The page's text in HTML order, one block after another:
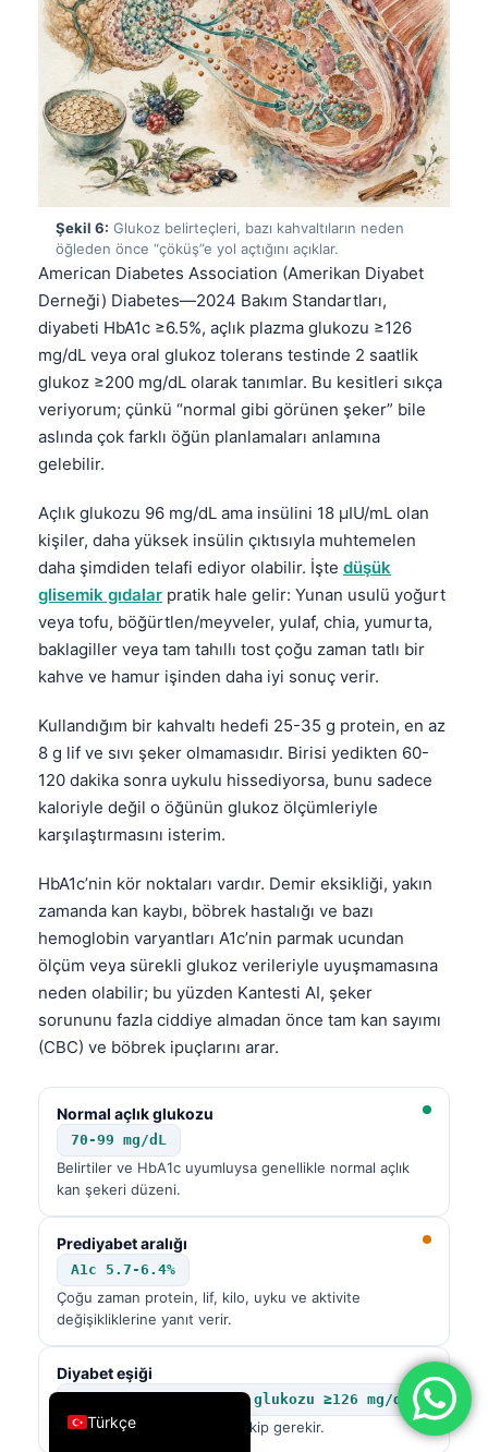
Şekil 6: Glukoz belirteçleri, bazı kahvaltıların neden
öğleden önce “çöküş”e yol açtığını açıklar.
American Diabetes Association (Amerikan Diyabet
Derneği) Diabetes—2024 Bakım Standartları,
diyabeti HbA1c ≥6.5%, açlık plazma glukozu ≥126
mg/dL veya oral glukoz tolerans testinde 2 saatlik
glukoz ≥200 mg/dL olarak tanımlar. Bu kesitleri sıkça
veriyorum; çünkü “normal gibi görünen şeker” bile
aslında çok farklı öğün planlamaları anlamına
gelebilir.
Açlık glukozu 96 mg/dL ama insülini 18 µIU/mL olan
kişiler, daha yüksek insülin çıktısıyla muhtemelen
daha şimdiden telafi ediyor olabilir. İşte düşük
glisemik gıdalar pratik hale gelir: Yunan usulü yoğurt
veya tofu, böğürtlen/meyveler, yulaf, chia, yumurta,
baklagiller veya tam tahıllı tost çoğu zaman tatlı bir
kahve ve hamur işinden daha iyi sonuç verir.
Kullandığım bir kahvaltı hedefi 25-35 g protein, en az
8 g lif ve sıvı şeker olmamasıdır. Birisi yedikten 60-
120 dakika sonra uykulu hissediyorsa, bunu sadece
kaloriyle değil o öğünün glukoz ölçümleriyle
karşılaştırmasını isterim.
HbA1c’nin kör noktaları vardır. Demir eksikliği, yakın
zamanda kan kaybı, böbrek hastalığı ve bazı
hemoglobin varyantları A1c’nin parmak ucundan
ölçüm veya sürekli glukoz verileriyle uyuşmamasına
neden olabilir; bu yüzden Kantesti AI, şeker
sorununu fazla ciddiye almadan önce tam kan sayımı
(CBC) ve böbrek ipuçlarını arar.
Normal açlık glukozu
70-99 mg/dL
Belirtiler ve HbA1c uyumluysa genellikle normal açlık
kan şekeri düzeni.
Prediyabet aralığı
A1c 5.7-6.4%
Çoğu zaman protein, lif, kilo, uyku ve aktivite
değişikliklerine yanıt verir.
Diyabet eşiği
A1c ≥6.5% veya açlık glukozu ≥126 mg/dL
Tanısal doğrulama ve tıbbi takip gerekir.
Türkçe
English
Deutsch
العربية
Français
עִבְרִית
Español
Português
简体中文
فارسی
Български
Dansk
Nederlands
हिन्दी
Bahasa Indonesia
Հայերեն
Íslenska
Svenska
Bosanski
Azərbaycan dili
Eesti
日本語
ქართული
Русский
Lietuvių kalba
한국어
Slovenščina
Magyar
Shqip
বাংলা
اردو
मराठी
తెలుగు
தமிழ்